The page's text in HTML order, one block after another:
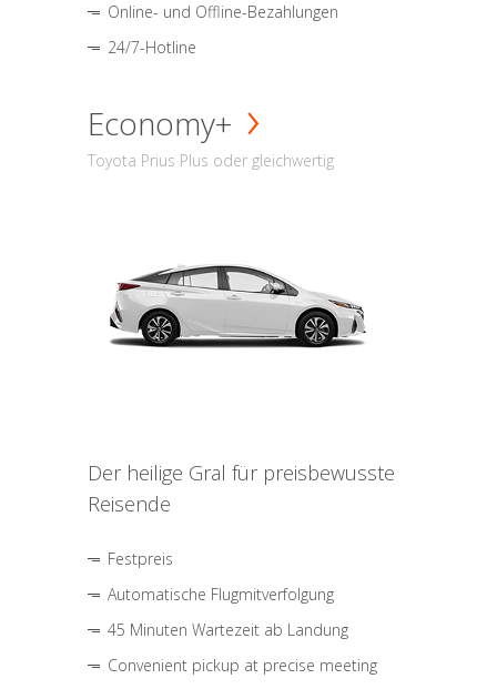
Online- und Offline-Bezahlungen
24/7-Hotline
Economy+
Toyota Prius Plus oder gleichwertig
Der heilige Gral für preisbewusste
Reisende
Festpreis
Automatische Flugmitverfolgung
45 Minuten Wartezeit ab Landung
Convenient pickup at precise meeting